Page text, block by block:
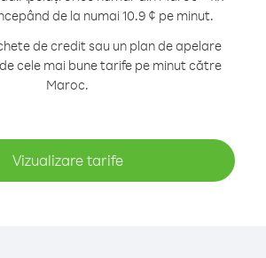
de la numai 10.9 ¢ pe minut.
de credit sau un plan de apelare
cele mai bune tarife pe minut către
Maroc.
Vizualizare tarife